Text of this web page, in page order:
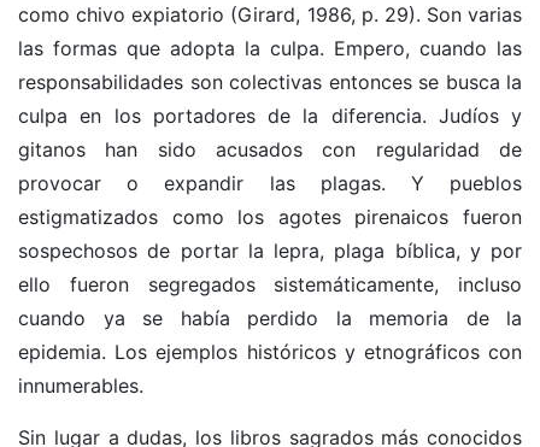
como chivo expiatorio (Girard, 1986, p. 29). Son varias
las formas que adopta la culpa. Empero, cuando las
responsabilidades son colectivas entonces se busca la
culpa en los portadores de la diferencia. Judíos y
gitanos han sido acusados con regularidad de
provocar o expandir las plagas. Y pueblos
estigmatizados como los agotes pirenaicos fueron
sospechosos de portar la lepra, plaga bíblica, y por
ello fueron segregados sistemáticamente, incluso
cuando ya se había perdido la memoria de la
epidemia. Los ejemplos históricos y etnográficos con
innumerables.
Sin lugar a dudas, los libros sagrados más conocidos